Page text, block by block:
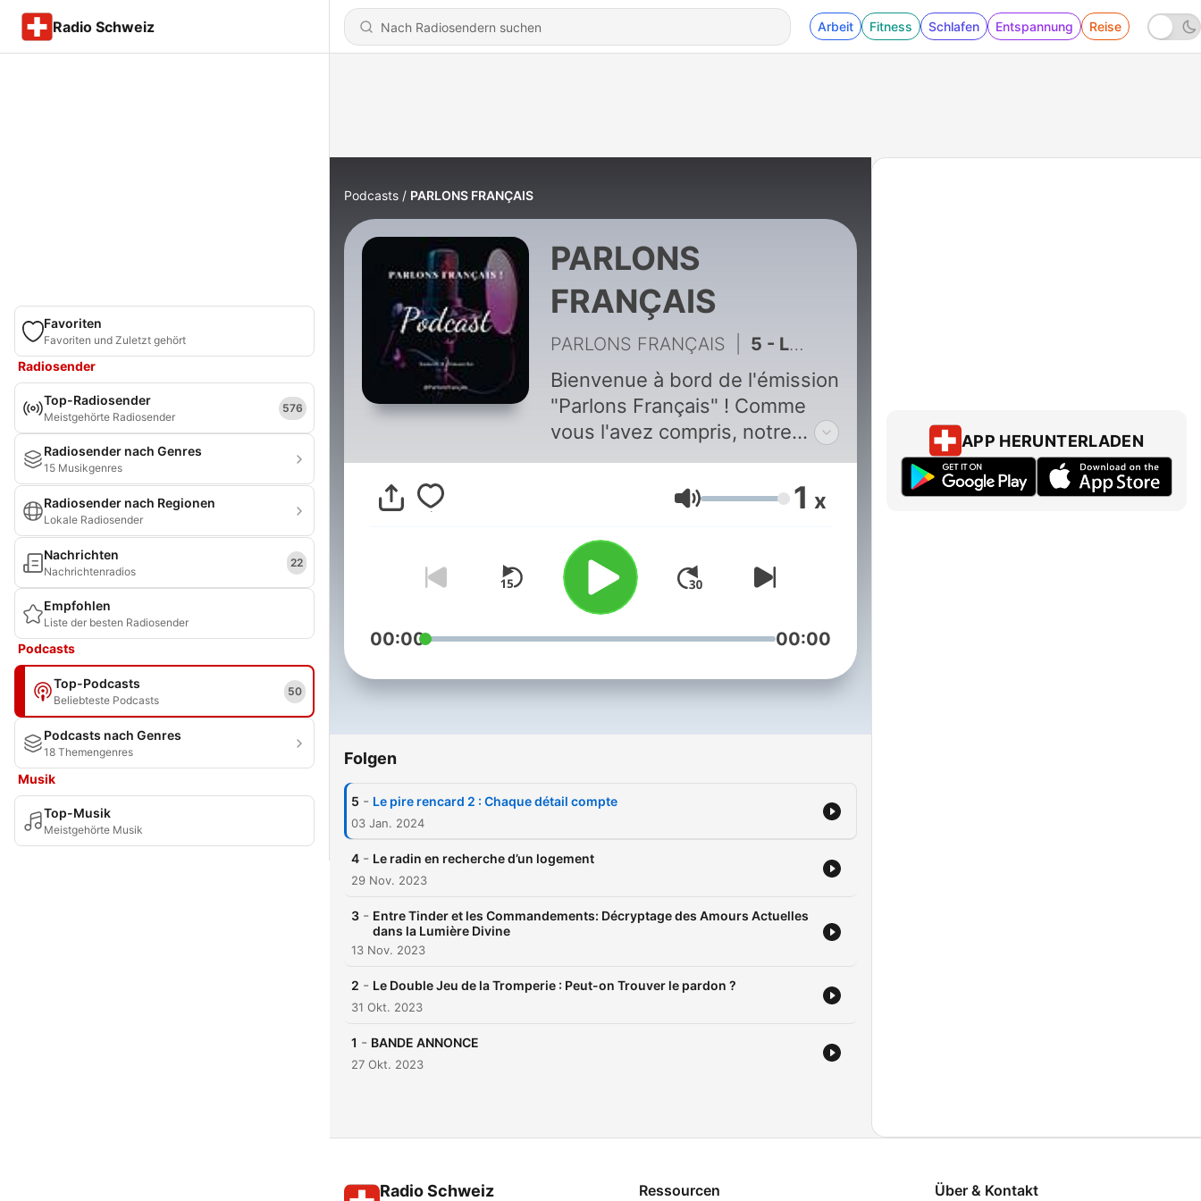
Radio Schweiz Arbeit Fitness Schlafen Entspannung Reise
Favoriten
Favoriten und Zuletzt gehört
Radiosender
Top-Radiosender
Meistgehörte Radiosender
576
Radiosender nach Genres
15 Musikgenres
Radiosender nach Regionen
Lokale Radiosender
Nachrichten
Nachrichtenradios
22
Empfohlen
Liste der besten Radiosender
Podcasts
Top-Podcasts
Beliebteste Podcasts
50
Podcasts nach Genres
18 Themengenres
Musik
Top-Musik
Meistgehörte Musik
Podcasts PARLONS FRANÇAIS
PARLONS
FRANÇAIS
PARLONS FRANÇAIS 5 - Le pire rencard 2 : Chaque détail compte
Bienvenue à bord de l'émission
"Parlons Français" ! Comme
vous l'avez compris, notre
podcast se veut être un
espace sans langue de bois,
où nous explorons divers
aspects de la vie quotidienne,
que ce soient les relations, la
carrière, la vie personnelle, la
santé, l'amour, la spiritualité, et
bien d'autres thèmes
femmes noires passionnées
réflexion. Alors, n'hésitez pas à
manquer aucun de nos
très bientôt !
Lautstärke 1 x
00:00 00:00
Folgen
5 - Le pire rencard 2 : Chaque détail compte
03 Jan. 2024
4 - Le radin en recherche d’un logement
29 Nov. 2023
3 - Entre Tinder et les Commandements: Décryptage des Amours Actuelles
dans la Lumière Divine
13 Nov. 2023
2 - Le Double Jeu de la Tromperie : Peut-on Trouver le pardon ?
31 Okt. 2023
1 - BANDE ANNONCE
27 Okt. 2023
APP HERUNTERLADEN
Radio Schweiz Ressourcen Über & Kontakt